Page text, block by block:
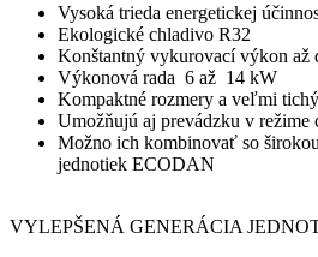
Vysoká trieda energetickej
Ekologické chladivo R32
Konštantný vykurovací výkon až
Výkonová rada 6 až 14 kW
Kompaktné rozmery a veľmi
Umožňujú aj prevádzku v režime
Možno ich kombinovať so
jednotiek ECODAN
VYLEPŠENÁ GENERÁCIA